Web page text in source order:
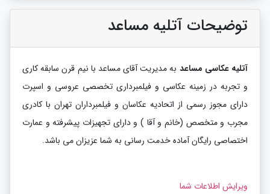
توضیحات آتلیه مساعد
آتلیه عکاسی مساعد به مدیریت آقای مساعد با نیم قرن سابقه کاری
و تجربه در زمینه عکاسی و فیلمبرداری تخصصی عروسی و اسپرت
دارای مجوز رسمی از اتحادیه عکاسان و فیلمبرداران تهران با کادری
مجرب و متخصص (خانم و آقا ) و دارای تجهیزات پیشرفته و عمارت
اختصاصی رایگان آماده خدمت رسانی به شما عزیزان می باشد.
ویرایش اطلاعات شما